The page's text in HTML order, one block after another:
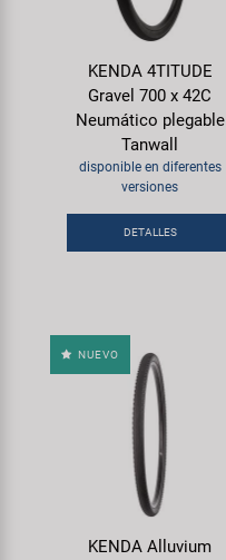
KENDA 4TITUDE
Gravel 700 x 42C
Neumático plegable
Tanwall
disponible en diferentes
versiones
DETALLES
NUEVO
KENDA Alluvium